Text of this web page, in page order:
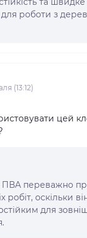
для роботи з
(13:12)
цей
ПВА переважно
робіт, оскільки
для